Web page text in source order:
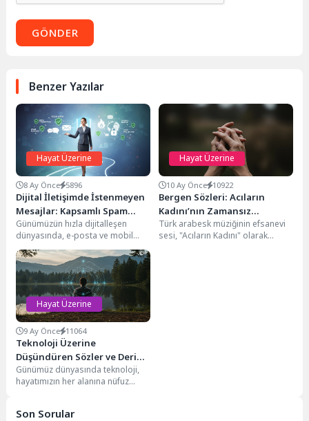
GÖNDER
Benzer Yazılar
Hayat Üzerine
8 Ay Önce 5896
Dijital İletişimde İstenmeyen
Mesajlar: Kapsamlı Spam
Rehberi
Günümüzün hızla dijitalleşen
dünyasında, e-posta ve mobil
mesajlaşma hayatımızın
vazgeçilmez bir parçası haline
geldi. Bu...
Hayat Üzerine
10 Ay Önce 10922
Bergen Sözleri: Acıların
Kadını’nın Zamansız
Yankıları
Türk arabesk müziğinin efsanevi
sesi, "Acıların Kadını" olarak
Hayat Üzerine
9 Ay Önce 11064
Teknoloji Üzerine
Düşündüren Sözler ve Derin
Bakış Açıları
Günümüz dünyasında teknoloji,
hayatımızın her alanına nüfuz
Son Sorular